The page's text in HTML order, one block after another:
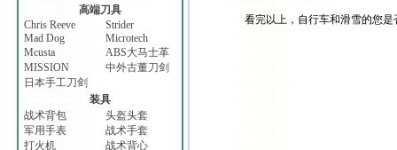
高端刀具
Chris Reeve
Strider
Mad Dog
Microtech
Mcusta
ABS大马士革
MISSION
中外古董刀剑
日本手工刀剑
装具
战术背包
头盔头套
军用手表
战术手套
打火机
战术背心
看完以上，自行车和滑雪的您是